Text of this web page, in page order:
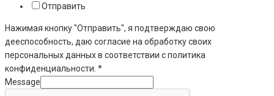
Отправить
Нажимая кнопку "Отправить", я подтверждаю свою
дееспособность, даю согласие на обработку своих
персональных данных в соответствии с политика
конфиденциальности. *
Message